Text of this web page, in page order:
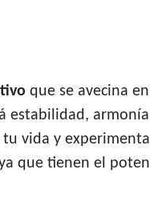
que se avecina
estabilidad,
vida y
que tienen el